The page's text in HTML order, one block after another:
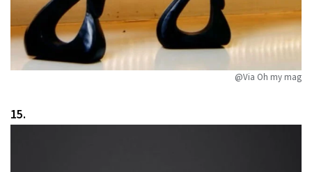
@Via Oh my mag
15.